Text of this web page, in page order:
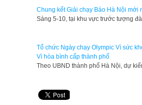
Chung kết Giải chạy Báo Hà Nội mới
​Sáng 5-10, tại khu vực trước tượng
Tổ chức Ngày chạy Olympic Vì sức
Vì hòa bình cấp thành phố
Theo UBND thành phố Hà Nội, dự